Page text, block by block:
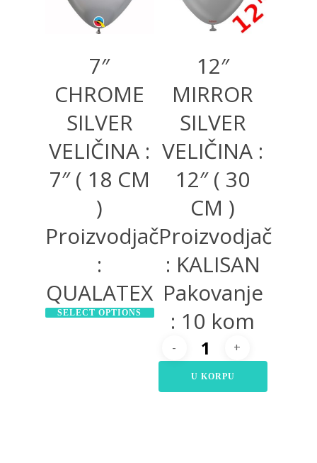
7″
CHROME
SILVER
VELIČINA :
7″ ( 18 CM
)
Proizvodjač
:
QUALATEX
SELECT OPTIONS
12″
MIRROR
SILVER
VELIČINA :
12″ ( 30
CM )
Proizvodjač
: KALISAN
Pakovanje
: 10 kom
U KORPU